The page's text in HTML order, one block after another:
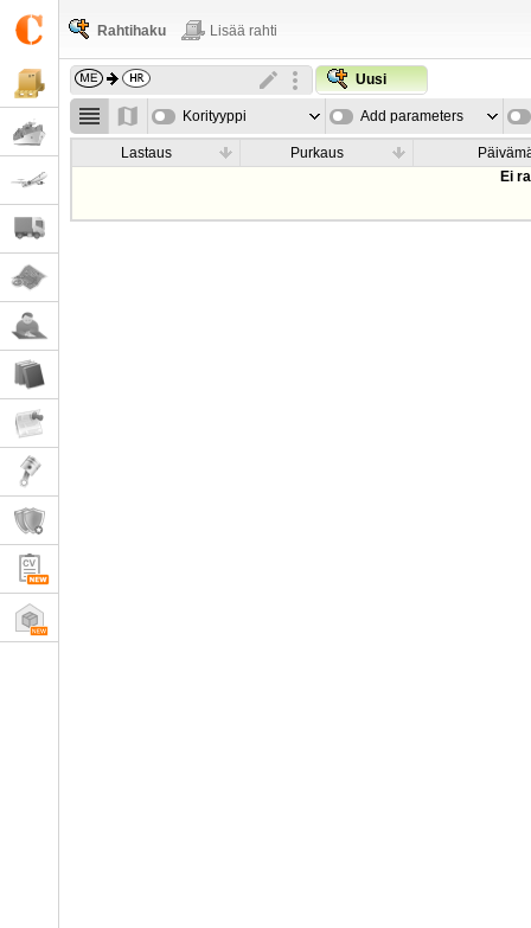
Rahtihaku Lisää rahti
Uusi
Korityyppi Add parameters
Lastaus Purkaus
Ei